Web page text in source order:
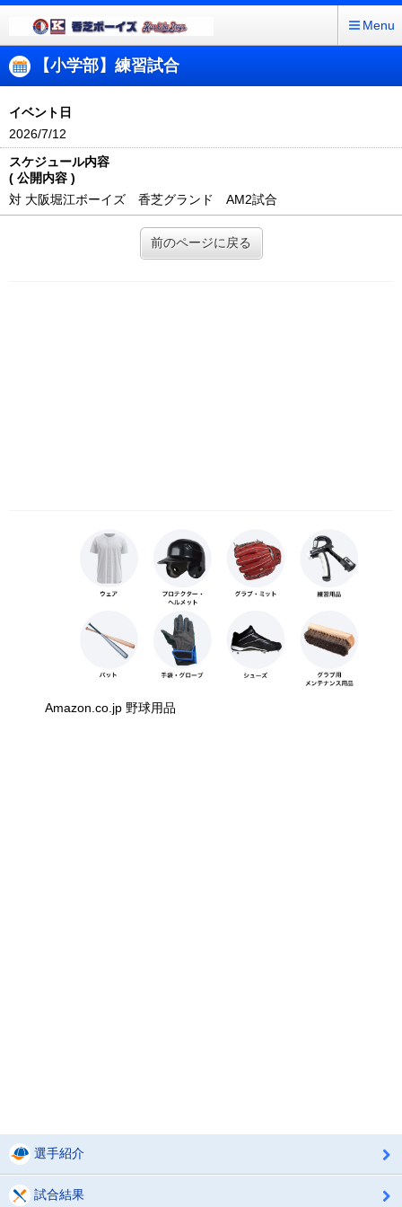
Menu
【小学部】練習試合
イベント日
2026/7/12
スケジュール内容
( 公開内容 )
対 大阪堀江ボーイズ 香芝グランド AM2試合
前のページに戻る
Amazon.co.jp 野球用品
選手紹介
試合結果